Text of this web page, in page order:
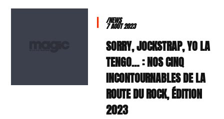
/NEWS
7 AOÛT 2023
SORRY, JOCKSTRAP, YO LA
TENGO… : NOS CINQ
INCONTOURNABLES DE LA
ROUTE DU ROCK, ÉDITION
2023